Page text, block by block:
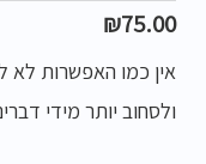
₪75.00
אין כמו האפשרות לא
ולסחוב יותר מידי